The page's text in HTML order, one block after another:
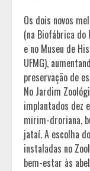
Os dois novos
(na Biofábrica do
e no Museu de
UFMG),
preservação de
No Jardim
implantados dez
mirim-droriana,
jataí. A escolha
instaladas no
bem-estar às